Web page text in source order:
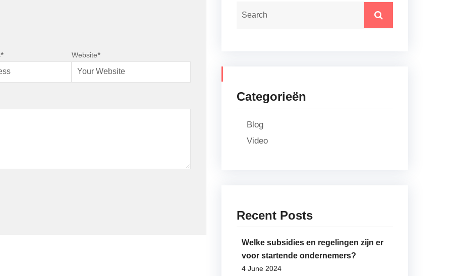
* Website*
Categorieën
Blog
Video
Recent Posts
Welke subsidies en regelingen zijn er
voor startende ondernemers?
4 June 2024